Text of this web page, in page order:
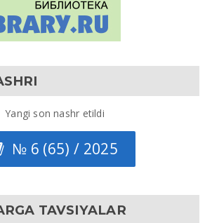
Yangi son nashr etildi
№ 6 (65) / 2025
TAVSIYALAR